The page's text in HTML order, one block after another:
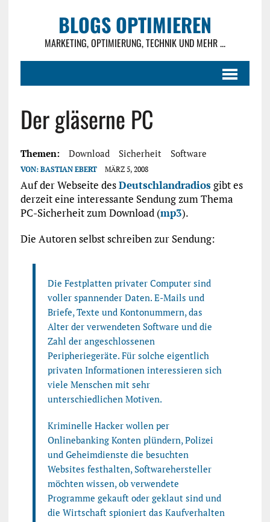
BLOGS OPTIMIEREN
MARKETING, OPTIMIERUNG, TECHNIK UND MEHR ...
Der gläserne PC
Themen: Download Sicherheit Software
VON: BASTIAN EBERT MÄRZ 5, 2008
Auf der Webseite desDeutschlandradiosgibt es
derzeit eine interessante Sendung zum Thema
PC-Sicherheit zum Download (mp3).
Die Autoren selbst schreiben zur Sendung:
Die Festplatten privater Computer sind
voller spannender Daten. E-Mails und
Briefe, Texte und Kontonummern, das
Alter der verwendeten Software und die
Zahl der angeschlossenen
Peripheriegeräte. Für solche eigentlich
privaten Informationen interessieren sich
viele Menschen mit sehr
unterschiedlichen Motiven.
Kriminelle Hacker wollen per
Onlinebanking Konten plündern, Polizei
und Geheimdienste die besuchten
Websites festhalten, Softwarehersteller
möchten wissen, ob verwendete
Programme gekauft oder geklaut sind und
die Wirtschaft spioniert das Kaufverhalten